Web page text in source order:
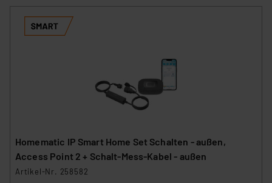
Homematic IP Smart Home Set Schalten - außen,
Access Point 2 + Schalt-Mess-Kabel - außen
Artikel-Nr. 258582